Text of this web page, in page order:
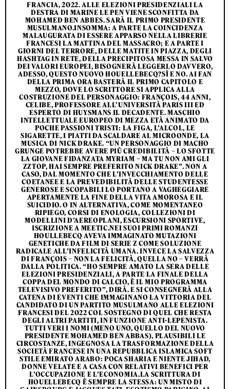
FRANCIA, 2022. ALLE ELEZIONI PRESIDENZIALI LA
DESTRA DI MARINE LE PEN VIENE SCONFITTA DA
MOHAMED BEN ABBES. SARÀ IL PRIMO PRESIDENTE
MUSULMANO.INSOMMA: A PARTE LA COINCIDENZA
MALAUGURATA DI ESSERE APPARSO NELLA LIBRERIE
FRANCESI LA MATTINA DEL MASSACRO; E A PARTE I
GIORNI DEL TERRORE, DELLE MATITE IN PIAZZA, DEGLI
HASHTAG IN RETE, DELLA PRECIPITOSA MESSA IN SALVO
DEI VALORI EUROPEI, BISOGNERÀ LEGGERLO DAVVERO,
ADESSO,QUESTO NUOVO HOUELLEBECQ?SÌ E NO. AI FAN
DELLA PRIMA ORA BASTERÀ IL PRIMO CAPITOLO E
MEZZO, DOVE LO SCRITTORE SI APPLICA ALLA
COSTRUZIONE DEL PERSONAGGIO: FRANÇOIS, 44 ANNI,
CELIBE, PROFESSORE ALL’UNIVERSITÀ PARIS III ED
ESPERTO DI HUYSMANS IL DECADENTE. MASCHIO
INTELLETTUALE EUROPEO DI MEZZA ETÀ ANIMATO DA
POCHE PASSIONI TRISTI: LA FIGA, L’ALCOL, LE
SIGARETTE, I PIATTI DA SCALDARE AL MICROONDE, LA
MUSICA DI NICK DRAKE. “UN PERSONAGGIO DI MACHO
GRUNGE POTREBBE AVERE PIÙ CREDIBILITÀ – LO SFOTTE
LA GIOVANE FIDANZATA MYRIAM – MA TU NON AMI GLI
ZZTOP, HAI SEMPRE PREFERITO NICK DRAKE”. NON A
CASO, DAL MOMENTO CHE L’INVECCHIAMENTO DELLE
COETANEE E LA PREVEDIBILITÀ DELLE STUDENTESSE
GENEROSE E SCOPABILI LO PORTANO A VAGHEGGIARE
APERTAMENTE LA FINE DELLA VITA AMOROSA E IL
SUICIDIO. O IN ALTERNATIVA, COME MOMENTANEO
RIPIEGO, CORSI DI ENOLOGIA, COLLEZIONI DI
MODELLINI D’AEREOPLANI, ESCURSIONI SPORTIVE,
ISCRIZIONE A MEETIC.NEI SUOI PRIMI ROMANZI
HOULLEBECQ AVEVA IMMAGINATO MUTAZIONI
GENETICHE DA FILM DI SERIE Z COME SOLUZIONE
RADICALE ALL’INFELICITÀ UMANA. INVECE LA SALVEZZA
DI FRANÇOIS – NON LA FELICITÀ, QUELLA NO – VERRÀ
DALLA POLITICA. “HO SEMPRE AMATO LA SERA DELLE
ELEZIONI PRESIDENZIALI, A PARTE LA FINALE DELLA
COPPA DEL MONDO DI CALCIO, È IL MIO PROGRAMMA
TELEVISIVO PREFERITO”, DIRÀ. E SI CONSEGNERÀ ALLA
CATENA DI EVENTI CHE IMMAGINANO LA VITTORIA DEL
CANDIDATO DI UN PARTITO MUSULMANO ALLE ELEZIONI
FRANCESI DEL 2022 COL SOSTEGNO DI QUEL CHE RESTA
DEGLI ALTRI PARTITI, IN FUNZIONE ANTI-LEPENISTA.
TUTTI VERI I NOMI (MENO UNO, QUELLO DEL NUOVO
PRESIDENTE MOHAMED BEN ABBAS), PLAUSIBILI LE
CIRCOSTANZE, INGEGNOSA LA TRASFORMAZIONE DELLA
SOCIETÀ FRANCESE IN UNA REPUBBLICA ISLAMICA SOFT
STILE EMIRATO ARABO: POCA SHARIA E NIENTE JIHAD,
DONNE VELATE E A CASA CON RELATIVI BENEFICI PER
L’OCCUPAZIONE E L’ECONOMIA.LA SCRITTURA DI
HOUELLEBECQ È SEMPRE LA STESSA: UN MISTO DI